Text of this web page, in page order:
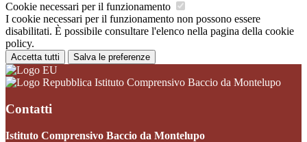
Cookie necessari per il funzionamento
I cookie necessari per il funzionamento non possono essere
disabilitati. È possibile consultare l'elenco nella pagina della cookie
policy.
Accetta tutti Salva le preferenze
Istituto Comprensivo Baccio da Montelupo
Contatti
Istituto Comprensivo Baccio da Montelupo